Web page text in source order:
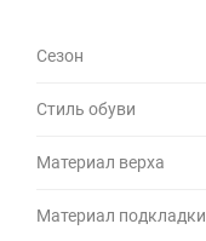
Сезон
Стиль обуви
Материал верха
Материал подкладки